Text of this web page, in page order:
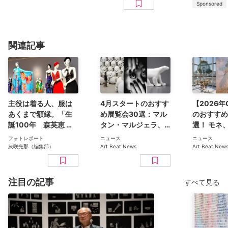
Sponsored
関連記事
主役は着る人、服は
あくまで額縁。「生
誕100年 森英恵 ヴ
ァイタル・タイプ」
（国立新美術館）レ
フォトレポート
灰咲光那（編集部）
4月スタートのおすす
め展覧会30選：マル
タン・マルジェラ、
森英恵、
KYOTOGRAPHIEな
ど【2026年版】
ニュース
Art Beat News
【2026
のおすす
選！ モネ
ス、YBA
あおむし
ニュース
Art Beat News
注目の記事 すべて見る